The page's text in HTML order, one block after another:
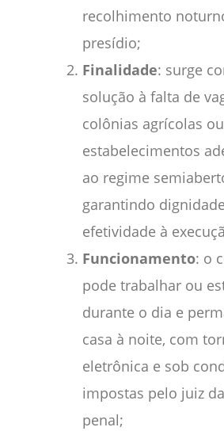
recolhimento
presídio;
Finalidade: surge
solução à falta de
colônias agrícolas ou
estabelecimentos
ao regime
garantindo
efetividade à
Funcionamento: o
pode trabalhar ou
durante o dia e
casa à noite, com
eletrônica e sob
impostas pelo juiz
penal;